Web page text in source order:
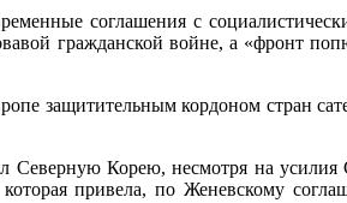
соглашения с
гражданской войне, а «фронт
защитительным кордоном стран
Северную Корею, несмотря на
привела, по Женевскому